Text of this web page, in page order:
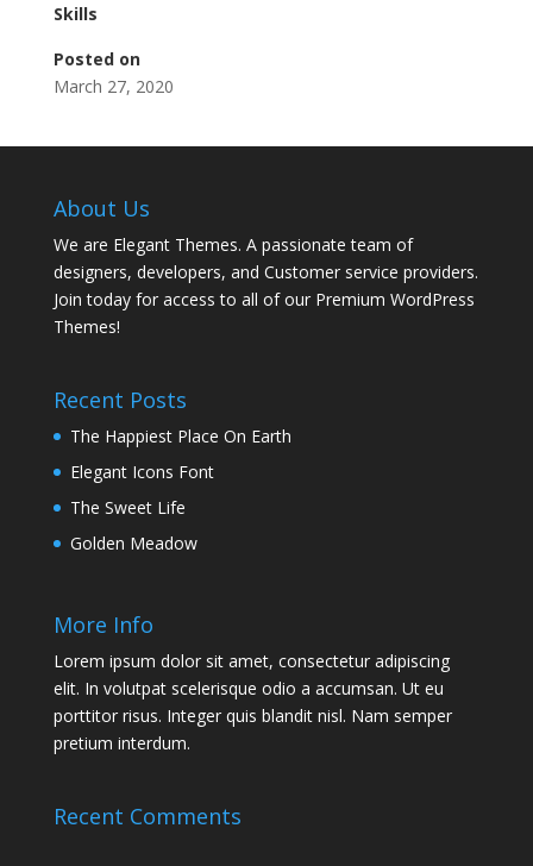
Skills
Posted on
March 27, 2020
About Us
We are Elegant Themes. A passionate team of
designers, developers, and Customer service providers.
Join today for access to all of our Premium WordPress
Themes!
Recent Posts
The Happiest Place On Earth
Elegant Icons Font
The Sweet Life
Golden Meadow
More Info
Lorem ipsum dolor sit amet, consectetur adipiscing
elit. In volutpat scelerisque odio a accumsan. Ut eu
porttitor risus. Integer quis blandit nisl. Nam semper
pretium interdum.
Recent Comments